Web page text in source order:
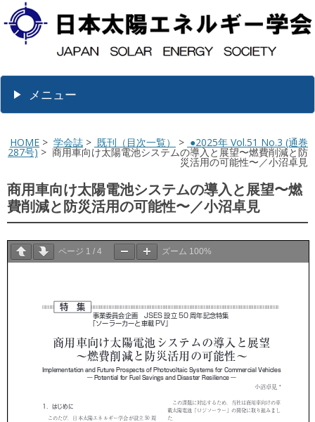
メニュー
HOME > 学会誌 > 既刊（目次一覧） > ●2025年 Vol.51 No.3 (通巻
287号) > 商用車向け太陽電池システムの導入と展望〜燃費削減と防
災活用の可能性〜／小沼卓見
商用車向け太陽電池システムの導入と展望〜燃
費削減と防災活用の可能性〜／小沼卓見
ページ 1 / 4 ズーム 100%